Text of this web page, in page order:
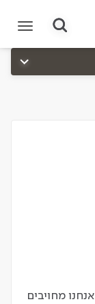
מחויבים